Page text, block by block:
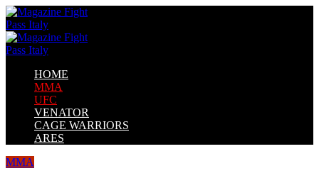
HOME
MMA
UFC
VENATOR
CAGE WARRIORS
ARES
MMA